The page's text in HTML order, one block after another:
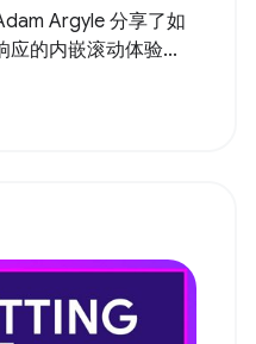
Argyle 分享了如
应的内嵌滚动体验...